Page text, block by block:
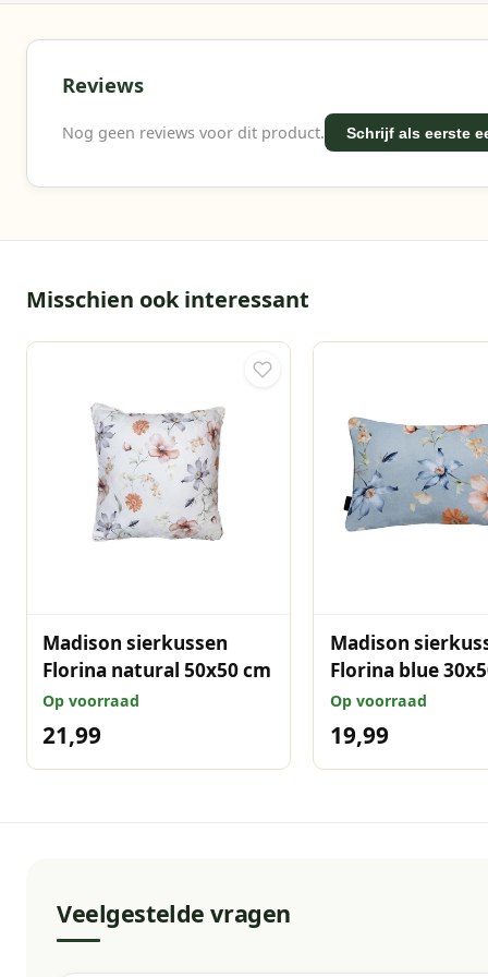
Reviews
Nog geen reviews voor dit product. Schrijf als eerste
Misschien ook interessant
Madison sierkussen
Florina natural 50x50 cm
Op voorraad
21,99
Madison
Florina blue
Op voorraad
19,99
Veelgestelde vragen